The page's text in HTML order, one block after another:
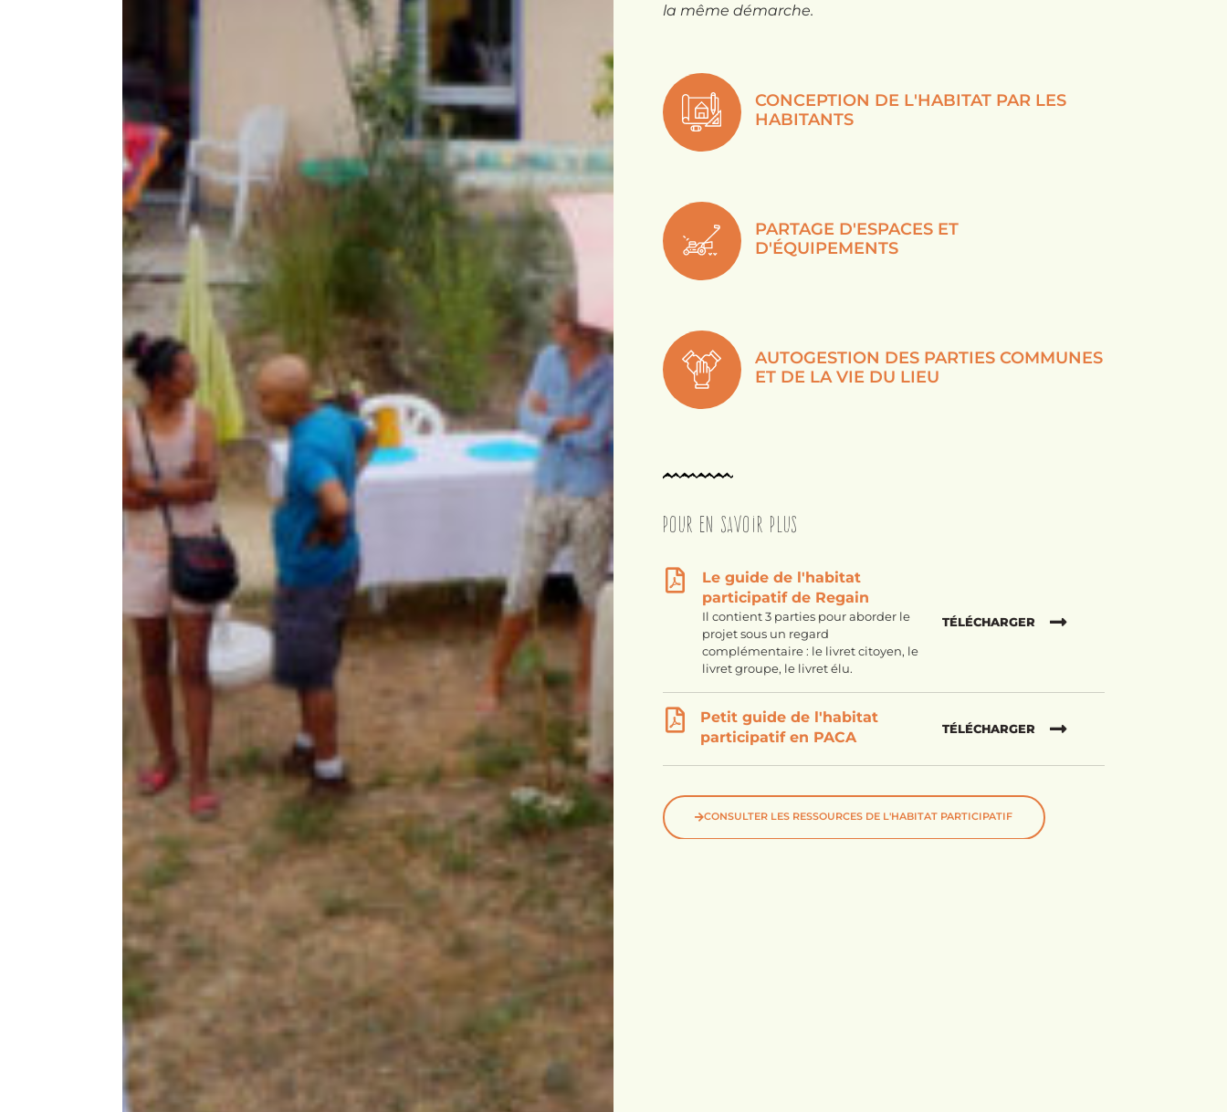
la même démarche.
CONCEPTION DE L'HABITAT PAR LES
HABITANTS
PARTAGE D'ESPACES ET
D'ÉQUIPEMENTS
AUTOGESTION DES PARTIES COMMUNES
ET DE LA VIE DU LIEU
Pour en savoir plus
Le guide de l'habitat
participatif de Regain
Il contient 3 parties pour aborder le
projet sous un regard
complémentaire : le livret citoyen, le
livret groupe, le livret élu.
TÉLÉCHARGER
Petit guide de l'habitat
participatif en PACA
TÉLÉCHARGER
CONSULTER LES RESSOURCES DE L'HABITAT PARTICIPATIF